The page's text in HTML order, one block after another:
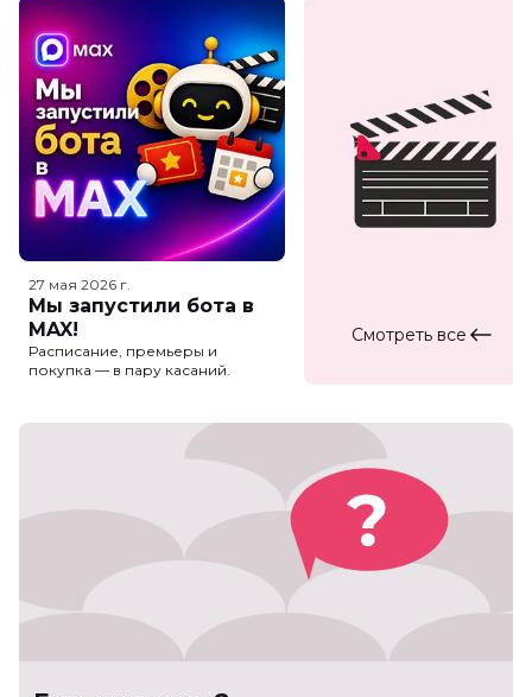
27 мая 2026 г.
Мы запустили бота в
MAX!
Расписание, премьеры и
покупка — в пару касаний.
Смотреть все